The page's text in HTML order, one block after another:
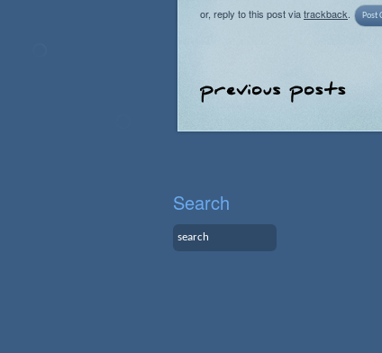
or, reply to this post viatrackback
Search